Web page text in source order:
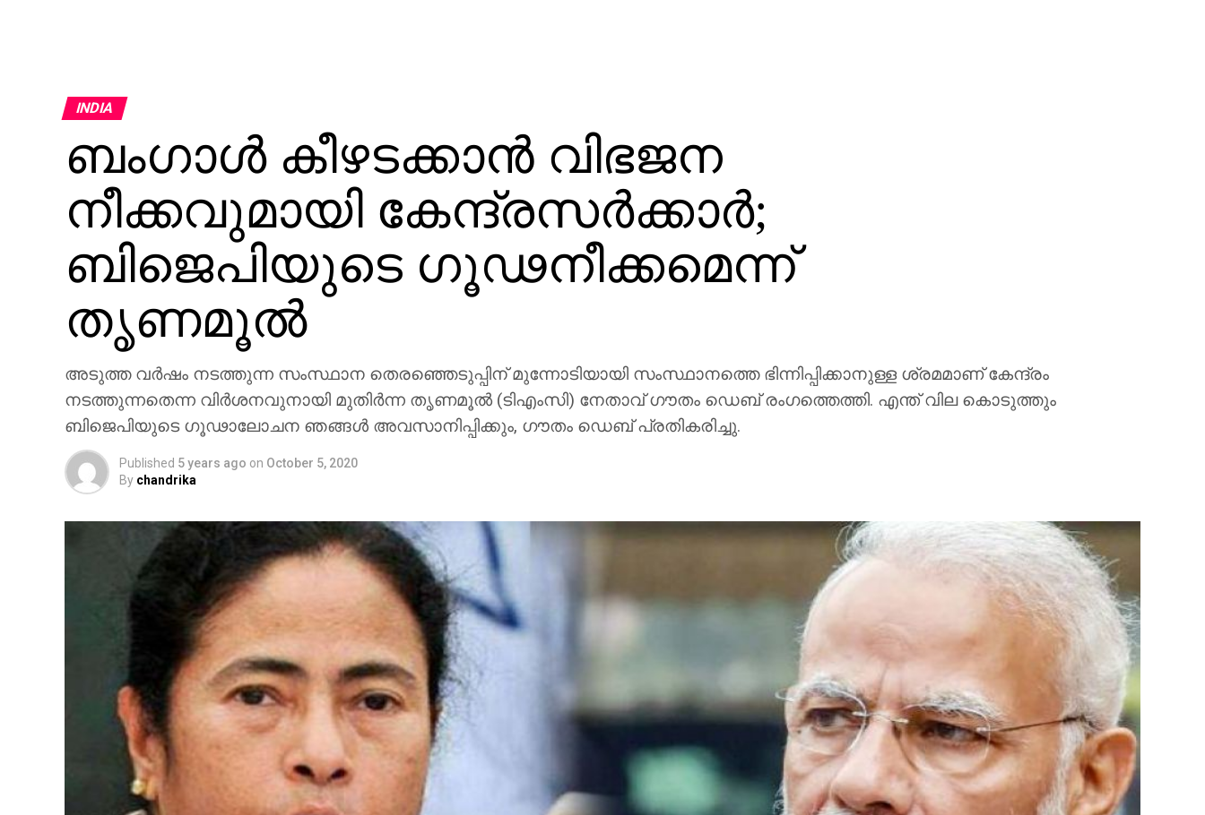
INDIA
ബംഗാള്‍ കീഴടക്കാന്‍ വിഭജന
നീക്കവുമായി കേന്ദ്രസര്‍ക്കാര്‍;
ബിജെപിയുടെ ഗൂഢനീക്കമെന്ന്
തൃണമൂല്‍
അടുത്ത വര്‍ഷം നടത്തുന്ന സംസ്ഥാന തെരഞ്ഞെടുപ്പിന് മുന്നോടിയായി സംസ്ഥാനത്തെ ഭിന്നിപ്പിക്കാനുള്ള ശ്രമമാണ് കേന്ദ്രം
നടത്തുന്നതെന്ന വിര്‍ശനവുനായി മുതിര്‍ന്ന തൃണമൂല്‍ (ടിഎംസി) നേതാവ് ഗൗതം ഡെബ് രംഗത്തെത്തി. എന്ത് വില കൊടുത്തും
ബിജെപിയുടെ ഗൂഢാലോചന ഞങ്ങള്‍ അവസാനിപ്പിക്കും, ഗൗതം ഡെബ് പ്രതികരിച്ചു.
Published 5 years ago on October 5, 2020
By chandrika